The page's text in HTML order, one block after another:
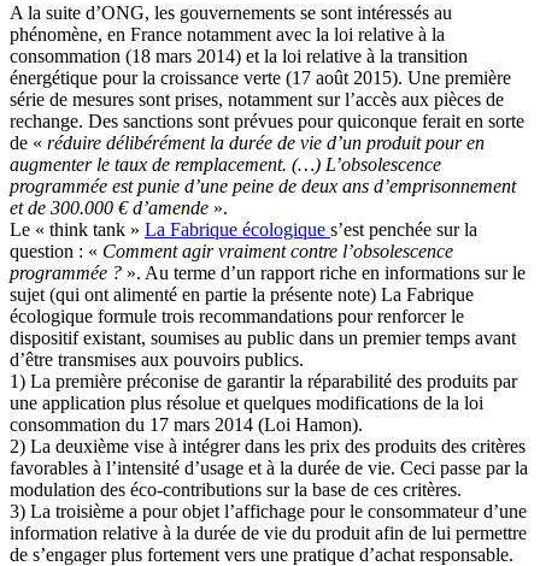
A la suite d’ONG, les gouvernements se sont intéressés au
phénomène, en France notamment avec la loi relative à la
consommation (18 mars 2014) et la loi relative à la transition
énergétique pour la croissance verte (17 août 2015). Une première
série de mesures sont prises, notamment sur l’accès aux pièces de
rechange. Des sanctions sont prévues pour quiconque ferait en sorte
de « réduire délibérément la durée de vie d’un produit pour en
augmenter le taux de remplacement. (…) L’obsolescence
programmée est punie d’une peine de deux ans d’emprisonnement
et de 300.000 € d’amende ».
Le « think tank » La Fabrique écologique s’est penchée sur la
question : « Comment agir vraiment contre l’obsolescence
programmée ? ». Au terme d’un rapport riche en informations sur le
sujet (qui ont alimenté en partie la présente note) La Fabrique
écologique formule trois recommandations pour renforcer le
dispositif existant, soumises au public dans un premier temps avant
d’être transmises aux pouvoirs publics.
1) La première préconise de garantir la réparabilité des produits par
une application plus résolue et quelques modifications de la loi
consommation du 17 mars 2014 (Loi Hamon).
2) La deuxième vise à intégrer dans les prix des produits des critères
favorables à l’intensité d’usage et à la durée de vie. Ceci passe par la
modulation des éco-contributions sur la base de ces critères.
3) La troisième a pour objet l’affichage pour le consommateur d’une
information relative à la durée de vie du produit afin de lui permettre
de s’engager plus fortement vers une pratique d’achat responsable.